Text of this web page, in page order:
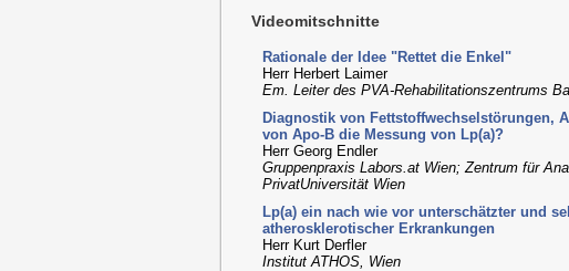
Videomitschnitte
Rationale der Idee "Rettet die Enkel"
Herr Herbert Laimer
Em. Leiter des PVA-Rehabilitationszentrums
Diagnostik von Fettstoffwechselstörungen,
von Apo-B die Messung von Lp(a)?
Herr Georg Endler
Gruppenpraxis Labors.at Wien; Zentrum für
PrivatUniversität Wien
Lp(a) ein nach wie vor unterschätzter und
atherosklerotischer Erkrankungen
Herr Kurt Derfler
Institut ATHOS, Wien